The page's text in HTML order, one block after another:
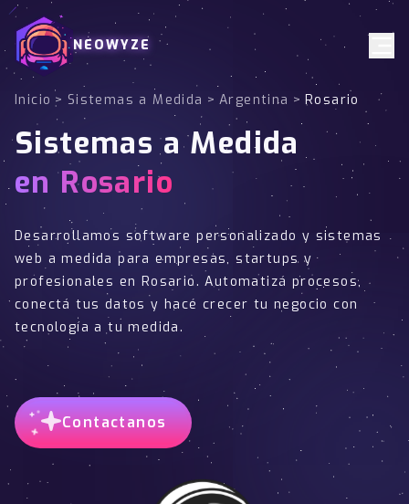
NEOWYZE
Inicio > Sistemas a Medida > Argentina > Rosario
Sistemas a Medida
en Rosario
Desarrollamos software personalizado y sistemas
web a medida para empresas, startups y
profesionales en Rosario. Automatizá procesos,
conectá tus datos y hacé crecer tu negocio con
tecnología a tu medida.
Contactanos